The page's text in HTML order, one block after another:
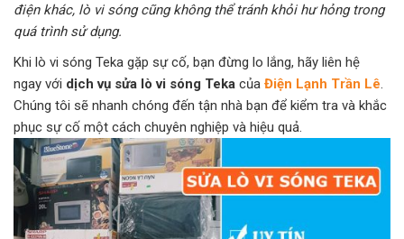
điện khác, lò vi sóng cũng không thể tránh khỏi hư hỏng trong
quá trình sử dụng.
Khi lò vi sóng Teka gặp sự cố, bạn đừng lo lắng, hãy liên hệ
ngay với dịch vụ sửa lò vi sóng Teka của Điện Lạnh Trần Lê
Chúng tôi sẽ nhanh chóng đến tận nhà bạn để kiểm tra và khắc
phục sự cố một cách chuyên nghiệp và hiệu quả.